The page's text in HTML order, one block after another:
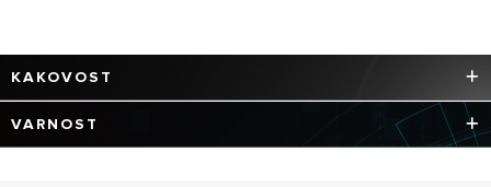
KAKOVOST
100-ODSTOTNO GARANTIRA ARISTON Vsaka posamezna
komponenta je narejena tako, da zagotovi dolgotrajne
VARNOST